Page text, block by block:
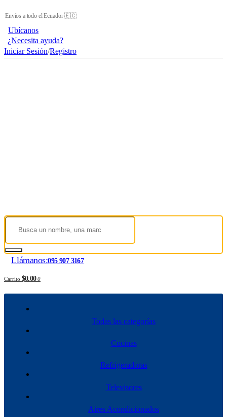
Envíos a todo el Ecuador 🇪🇨
Ubícanos
¿Necesita ayuda?
Iniciar Sesión/Registro
Llámanos:095 907 3167
Carrito $0.00 0
Todas las categorías
Cocinas
Refrigeradoras
Televisores
Aires Acondicionados